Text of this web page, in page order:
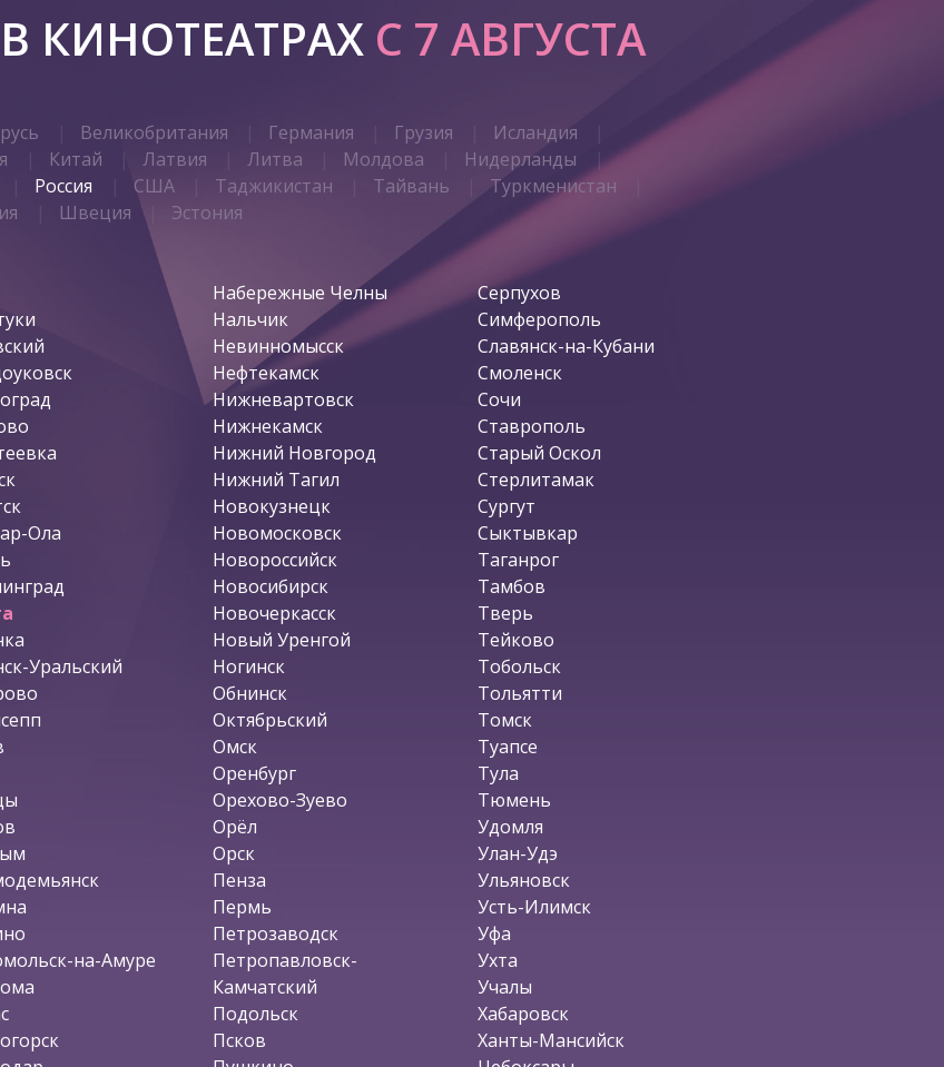
КИНОТЕАТРАХ С 7 АВГУСТА
Великобритания Германия Грузия
Исландия
Китай Латвия Литва Молдова
Нидерланды
Россия США Таджикистан Тайвань
Туркменистан
Швеция Эстония
Ола
Уральский
на-Амуре
Набережные Челны
Нальчик
Невинномысск
Нефтекамск
Нижневартовск
Нижнекамск
Нижний Новгород
Нижний Тагил
Новокузнецк
Новомосковск
Новороссийск
Новосибирск
Новочеркасск
Новый Уренгой
Ногинск
Обнинск
Октябрьский
Омск
Оренбург
Орехово-Зуево
Орёл
Орск
Пенза
Пермь
Петрозаводск
Петропавловск-
Камчатский
Подольск
Псков
Серпухов
Симферополь
Славянск-на-Кубани
Смоленск
Сочи
Ставрополь
Старый Оскол
Стерлитамак
Сургут
Сыктывкар
Таганрог
Тамбов
Тверь
Тейково
Тобольск
Тольятти
Томск
Туапсе
Тула
Тюмень
Удомля
Улан-Удэ
Ульяновск
Усть-Илимск
Уфа
Ухта
Учалы
Хабаровск
Ханты-Мансийск